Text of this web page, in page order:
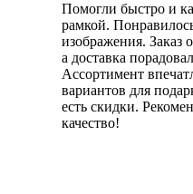
Помогли быстро и
рамкой.
изображения. Заказ
а доставка
Ассортимент
вариантов для
есть скидки.
качество!